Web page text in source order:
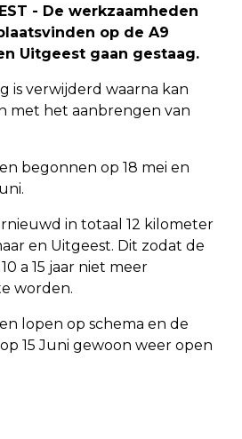
- De werkzaamheden
op de A9
Uitgeest gaan gestaag.
is verwijderd waarna kan
met het aanbrengen van
begonnen op 18 mei en
in totaal 12 kilometer
en Uitgeest. Dit zodat de
a 15 jaar niet meer
worden.
lopen op schema en de
15 Juni gewoon weer open